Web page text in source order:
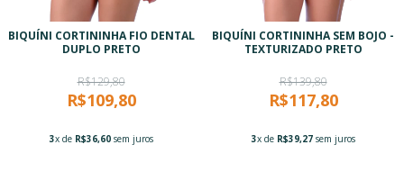
BIQUÍNI CORTININHA FIO DENTAL
DUPLO PRETO
R$129,80
R$109,80
3x de R$36,60sem juros
BIQUÍNI CORTININHA SEM BOJO -
TEXTURIZADO PRETO
R$139,80
R$117,80
3x de R$39,27sem juros